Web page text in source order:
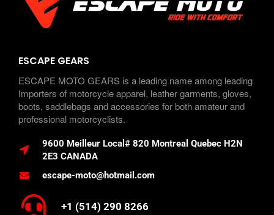
ESCAPE GEARS
ESCAPE MOTO GEARS is a leading name among leading
Importers of motorcycle apparel, leather garments, gloves,
boots, saddlebags and accessories for both amateur and
professional motorcyclists.
9600 Meilleur Local# 820 Montreal Quebec H2N
2E3 CANADA
escape-moto@hotmail.com
+1 (514) 290 8266